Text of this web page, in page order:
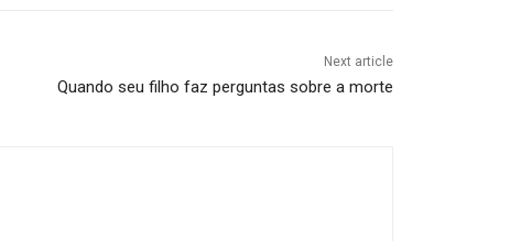
Next article
Quando seu filho faz perguntas sobre a morte